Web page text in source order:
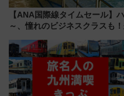
【ANA国際線タイムセール】
～、憧れのビジネスクラスも